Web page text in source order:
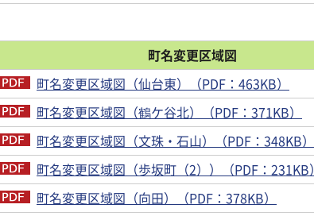
町名変更区域図
町名変更区域図（仙台東）（PDF：463KB）
町名変更区域図（鶴ケ谷北）（PDF：371KB）
町名変更区域図（文珠・石山）（PDF：348KB）
町名変更区域図（歩坂町（2））（PDF：231KB）
町名変更区域図（向田）（PDF：378KB）